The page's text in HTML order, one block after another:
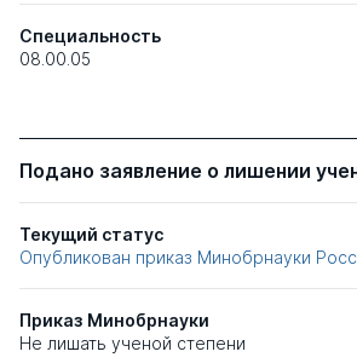
Специальность
08.00.05
Подано заявление о лишении
Текущий статус
Опубликован приказ Минобрнауки
Приказ Минобрнауки
Не лишать ученой степени